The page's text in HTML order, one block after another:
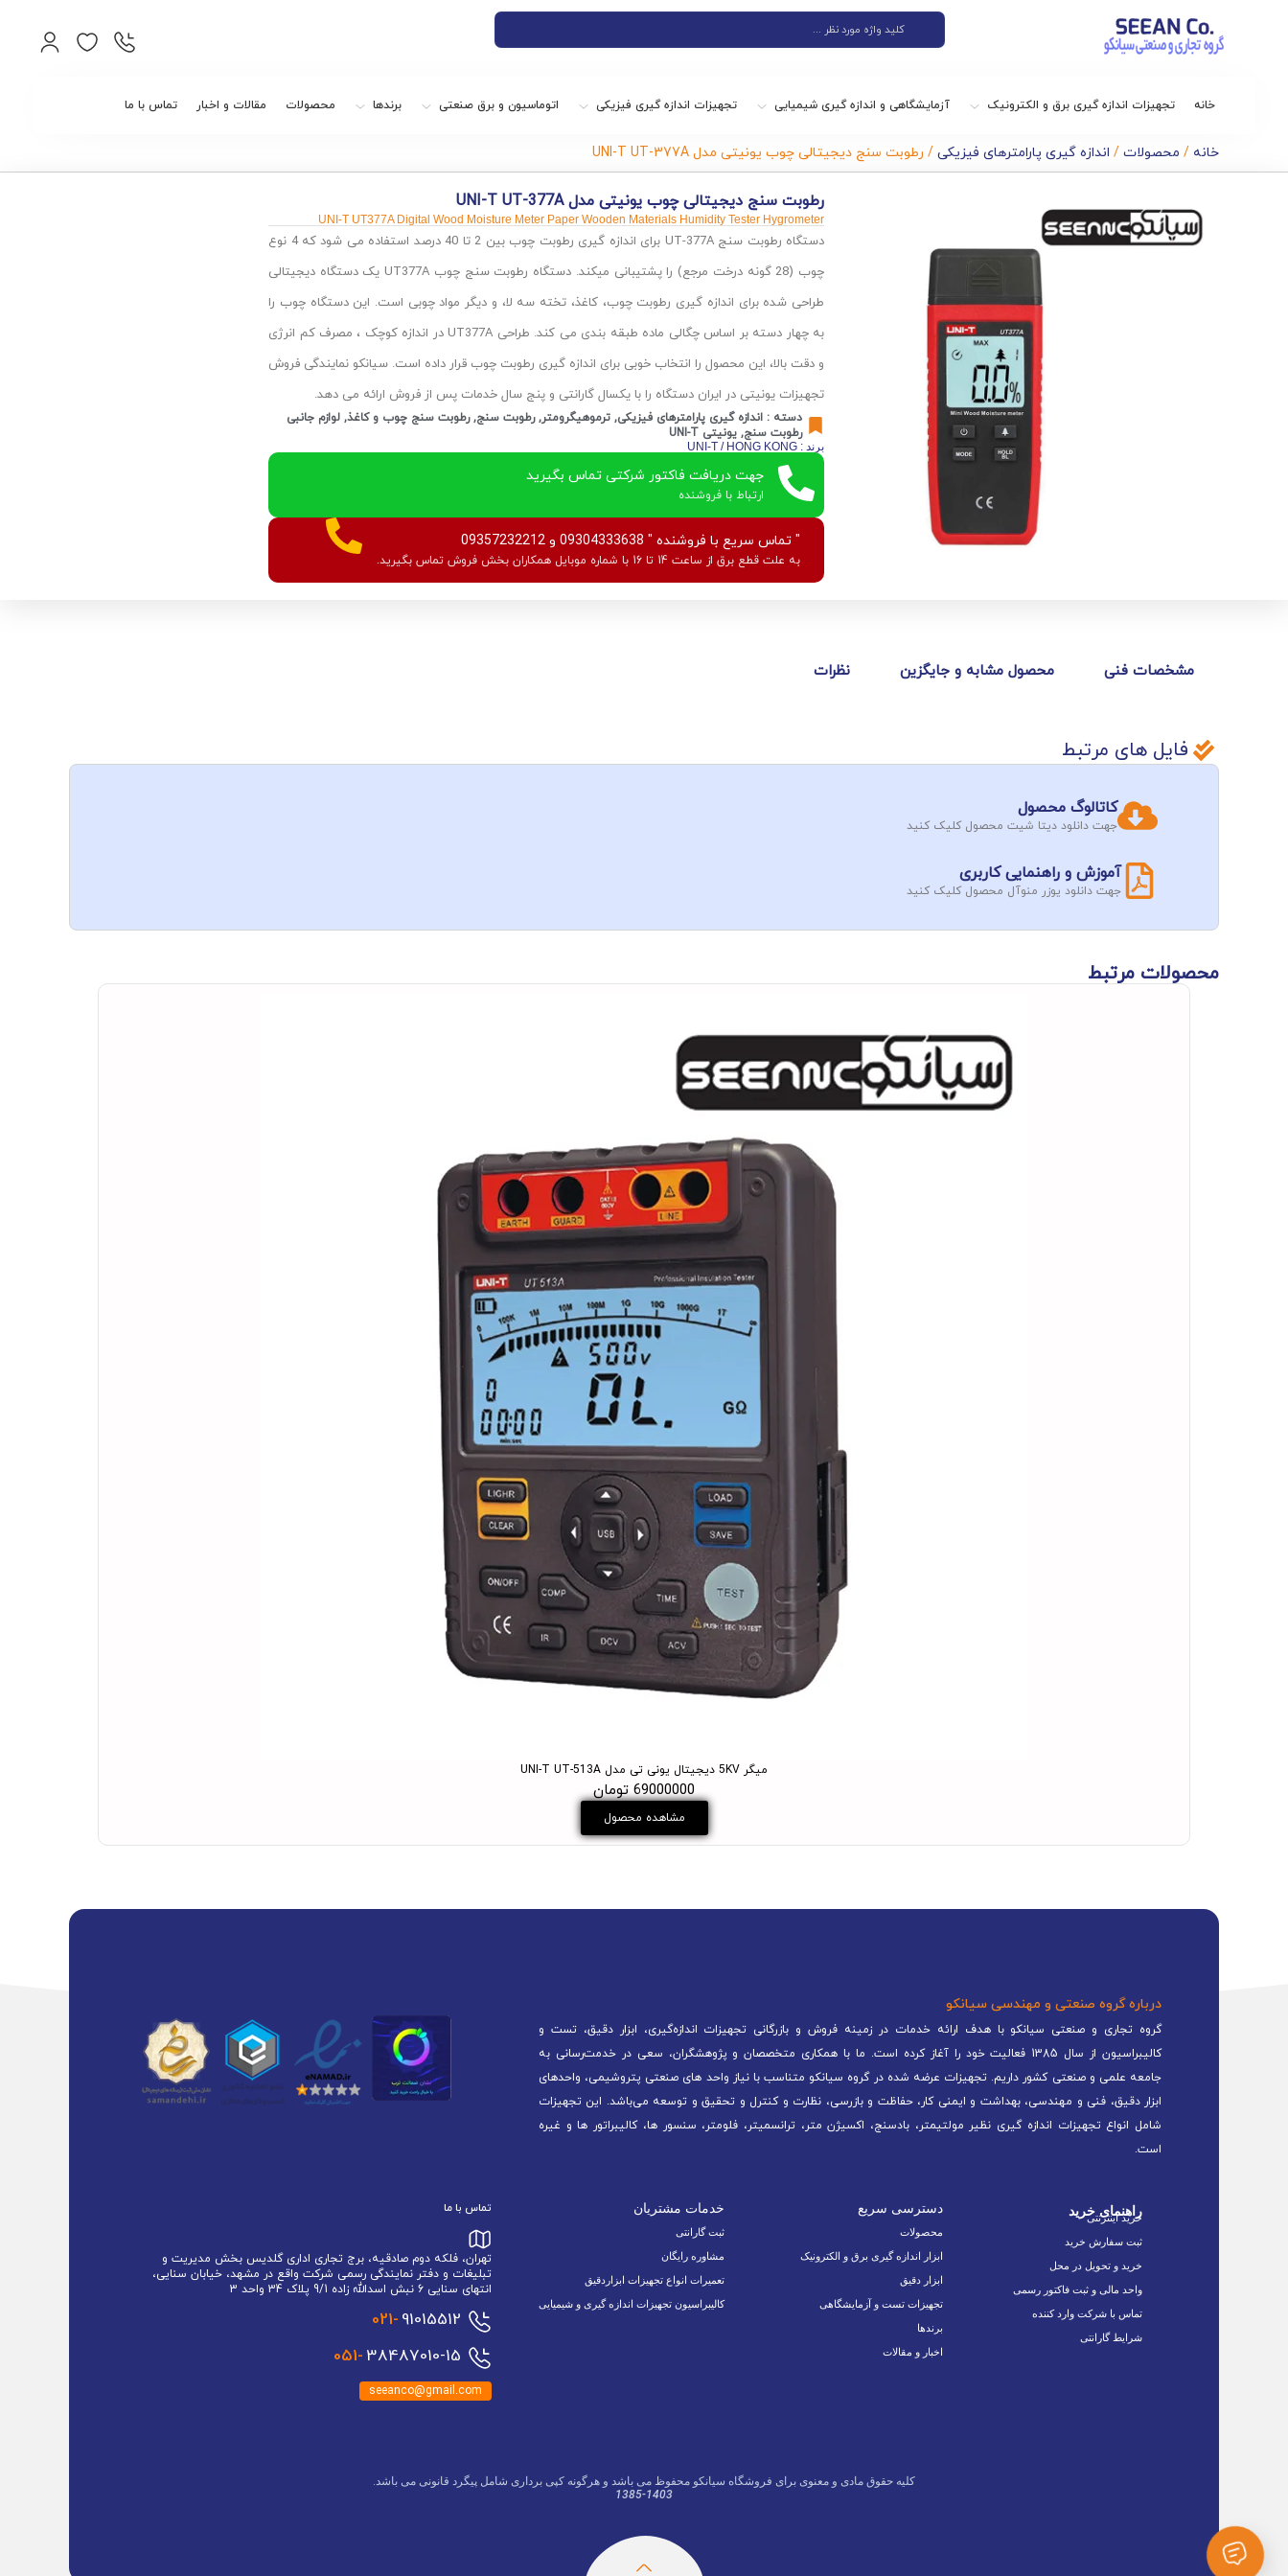
خانه تجهیزات اندازه گیری برق و الکترونیک آزمایشگاهی و اندازه گیری شیمیایی تجهیزات اندازه گیری فیزیکی اتوماسیون و برق صنعتی برندها محصولات مقالات و اخبار تماس با ما
خانه / محصولات / اندازه گیری پارامترهای فیزیکی / رطوبت سنج دیجیتالی چوب یونیتی مدل UNI-T UT-377A
رطوبت سنج دیجیتالی چوب یونیتی مدل UNI-T UT-377A
UNI-T UT377A Digital Wood Moisture Meter Paper Wooden Materials Humidity Tester Hygrometer
دستگاه رطوبت سنج UT-377A
برای اندازه گیری رطوبت چوب بین 2 تا 40 درصد استفاده می شود که 4 نوع
چوب (28 گونه درخت مرجع) را پشتیبانی میکند. دستگاه
رطوبت سنج چوب
UT377A یک دستگاه دیجیتالی
طراحی شده برای اندازه گیری رطوبت چوب، کاغذ، تخته سه لا، و دیگر مواد چوبی است. این دستگاه چوب را
به چهار دسته بر اساس چگالی ماده طبقه بندی می کند. طراحی UT377A در اندازه کوچک ، مصرف کم انرژی
و دقت بالا، این محصول را انتخاب خوبی برای اندازه گیری رطوبت چوب قرار داده است. سیانکو نمایندگی فروش
تجهیزات یونیتی در ایران دستگاه را با یکسال گارانتی و پنج سال خدمات پس از فروش ارائه می دهد.
دسته : اندازه گیری پارامترهای فیزیکی, ترموهیگرومتر,رطوبت سنج,رطوبت سنج چوب و کاغذ, لوازم جانبی
رطوبت سنج, یونیتی UNI-T
برند : UNI-T / HONG KONG
جهت دریافت فاکتور شرکتی تماس بگیرید
ارتباط با فروشنده
" تماس سریع با فروشنده " 09304333638 و 09357232212
به علت قطع برق از ساعت 14 تا 16 با شماره موبایل همکاران بخش فروش تماس بگیرید.
مشخصات فنی محصول مشابه و جایگزین نظرات
فایل های مرتبط
کاتالوگ محصول
جهت دانلود دیتا شیت محصول کلیک کنید
آموزش و راهنمایی کاربری
جهت دانلود یوزر منوآل محصول کلیک کنید
محصولات مرتبط
میگر 5KV دیجیتال یونی تی مدل UNI-T UT-513A
69000000 تومان
مشاهده محصول
درباره گروه صنعتی و مهندسی سیانکو
گروه تجاری و صنعتی سیانکو با هدف ارائه خدمات در زمینه فروش و بازرگانی تجهیزات اندازه‌گیری، ابزار دقیق، تست و
کالیبراسیون از سال 1385 فعالیت خود را آغاز کرده است. ما با همکاری متخصصان و پژوهشگران، سعی در خدمت‌رسانی به
جامعه علمی و صنعتی کشور داریم. تجهیزات عرضه شده در گروه سیانکو متناسب با نیاز واحد های صنعتی پتروشیمی، واحدهای
ابزار دقیق، فنی و مهندسی، بهداشت و ایمنی کار، حفاظت و بازرسی، نظارت و کنترل و تحقیق و توسعه می‌باشد. این تجهیزات
شامل انواع تجهیزات اندازه گیری نظیر مولتیمتر، بادسنج، اکسیژن متر، ترانسمیتر، فلومتر، سنسور ها، کالیبراتور ها و غیره
است.
راهنمای خرید
خرید اینترنتی
ثبت سفارش خرید
خرید و تحویل در محل
واحد مالی و ثبت فاکتور رسمی
تماس با شرکت وارد کننده
شرایط گارانتی
دسترسی سریع
محصولات
ابزار اندازه گیری برق و الکترونیک
ابزار دقیق
تجهیزات تست و آزمایشگاهی
برندها
اخبار و مقالات
خدمات مشتریان
ثبت گارانتی
مشاوره رایگان
تعمیرات انواع تجهیزات ابزاردقیق
کالیبراسیون تجهیزات اندازه گیری و شیمیایی
تماس با ما
تهران، فلکه دوم صادقیه، برج تجاری اداری گلدیس بخش مدیریت و
تبلیغات و دفتر نمایندگی رسمی شرکت واقع در مشهد، خیابان سنایی،
انتهای سنایی 6 نبش اسدالله زاده 9/1 پلاک 34 واحد 3
021- 91015512
051- 38487010-15
seeanco@gmail.com
کلیه حقوق مادی و معنوی برای فروشگاه سیانکو محفوظ می باشد و هرگونه کپی برداری شامل پیگرد قانونی می باشد.
1385-1403